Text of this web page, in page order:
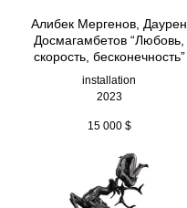
Алибек Мергенов, Даурен
Досмагамбетов “Любовь,
скорость, бесконечность”
installation
2023
15 000 $